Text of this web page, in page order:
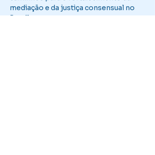
mediação e da justiça consensual no
Brasil.